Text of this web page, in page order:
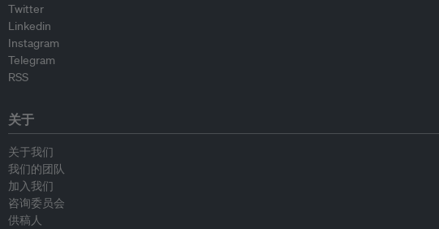
Twitter
Linkedin
Instagram
Telegram
RSS
关于
关于我们
我们的团队
加入我们
咨询委员会
供稿人